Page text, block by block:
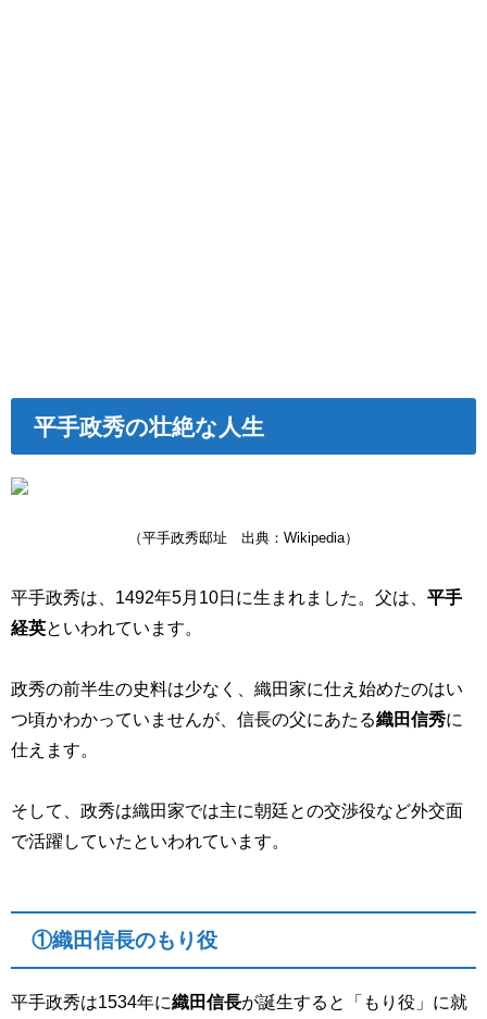
平手政秀の壮絶な人生
（平手政秀邸址 出典：Wikipedia）
平手政秀は、1492年5月10日に生まれました。父は、 平手
経英といわれています。
政秀の前半生の史料は少なく、織田家に仕え始めたのはい
つ頃かわかっていませんが、信長の父にあたる織田信秀に
仕えます。
そして、政秀は織田家では主に朝廷との交渉役など外交面
で活躍していたといわれています。
①織田信長のもり役
平手政秀は1534年に織田信長が誕生すると「もり役」に就